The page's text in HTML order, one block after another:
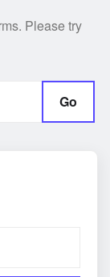
Please try
Go